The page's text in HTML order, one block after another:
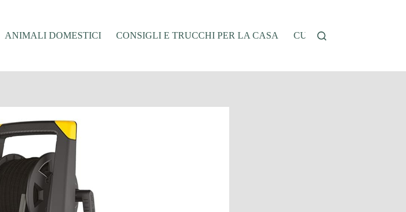
ANIMALI DOMESTICI CONSIGLI E TRUCCHI PER LA CASA CUCINA E RICETTE